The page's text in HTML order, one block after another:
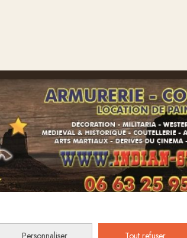
Personnaliser Tout refuser